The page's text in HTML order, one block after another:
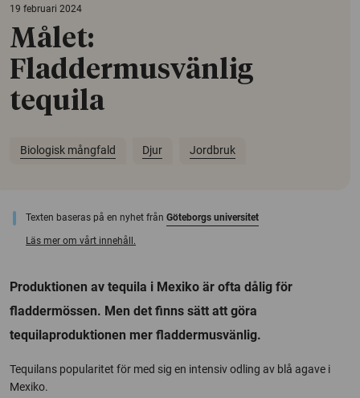
19 februari 2024
Målet:
Fladdermusvänlig
tequila
Biologisk mångfald Djur Jordbruk
Texten baseras på en nyhet från Göteborgs universitet
Läs mer om vårt innehåll.
Produktionen av tequila i Mexiko är ofta dålig för
fladdermössen. Men det finns sätt att göra
tequilaproduktionen mer fladdermusvänlig.
Tequilans popularitet för med sig en intensiv odling av blå agave i
Mexiko.